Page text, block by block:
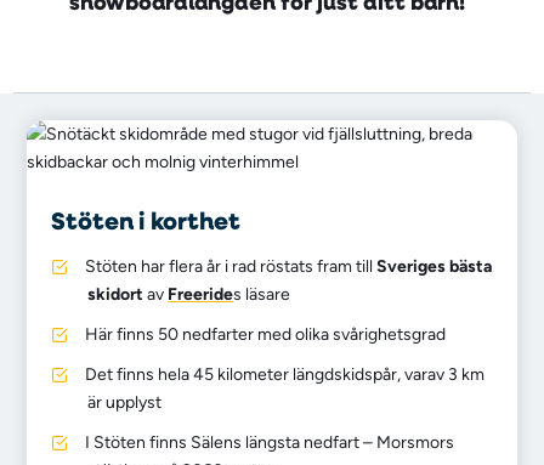
Stöten i korthet
Stöten har flera år i rad röstats fram tillSveriges bästa
skidort av Freerides läsare
Här finns 50 nedfarter med olika svårighetsgrad
Det finns hela 45 kilometer längdskidspår, varav 3 km
är upplyst
I Stöten finns Sälens längsta nedfart – Morsmors